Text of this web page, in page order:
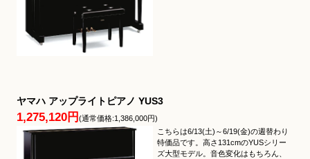
ヤマハ アップライトピアノ YUS3
1,275,120円 (通常価格:1,386,000円)
こちらは6/13(土)～6/19(金)の週替わり
特価品です。高さ131cmのYUSシリー
ズ大型モデル。音色変化はもちろん、